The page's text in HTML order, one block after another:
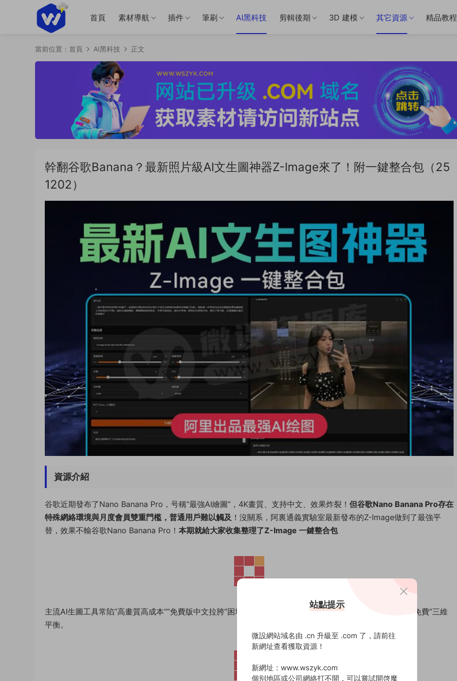
首頁 素材導航 插件 筆刷 AI黑科技 剪輯後期 3D 建模 其它資源 精品教程
當前位置： 首頁 AI黑科技 正文
幹翻谷歌Banana？最新照片級AI文生圖神器Z-Image來了！附一鍵整合包（25
1202）
資源介紹
谷歌近期發布了Nano Banana Pro，号稱“最強AI繪圖”，4K畫質、支持中文、效果炸裂！ 但谷歌Nano Banana Pro存在
特殊網絡環境與月度會員雙重門檻，普通用戶難以觸及 ！沒關系，阿裏通義實驗室最新發布的Z-Image做到了最強平
替，效果不輸谷歌Nano Banana Pro！ 本期就給大家收集整理了Z-Image 一鍵整合包
主流AI生圖工具常陷”高畫質高成本””免費版中文拉胯”困境，而Z-Image實現”高質量、支持中文、低門檻+全免費”三維
平衡。
站點提示
微設網站域名由 .cn 升級至 .com 了，請前往
新網址查看獲取資源！
新網址：www.wszyk.com
個别地區或公司網絡打不開，可以嘗試開啓魔